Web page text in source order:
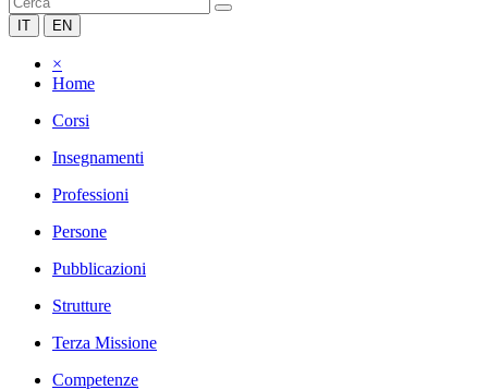
IT EN
×
Home
Corsi
Insegnamenti
Professioni
Persone
Pubblicazioni
Strutture
Terza Missione
Competenze